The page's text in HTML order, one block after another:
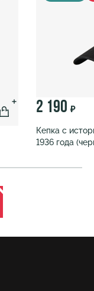
2 190 ₽
Кепка с
1936 года